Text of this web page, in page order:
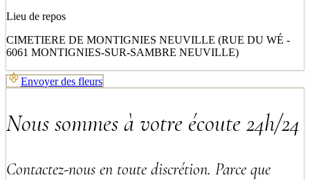
Lieu de repos
CIMETIERE DE MONTIGNIES NEUVILLE (RUE DU WÉ -
6061 MONTIGNIES-SUR-SAMBRE NEUVILLE)
Envoyer des fleurs
Nous sommes à votre écoute 24h/24
Contactez-nous en toute discrétion. Parce que